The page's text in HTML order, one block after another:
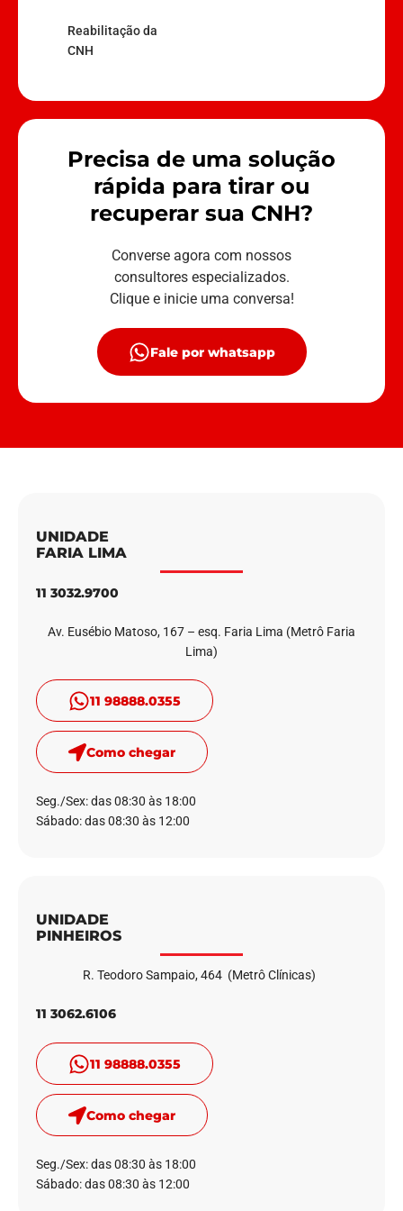
Reabilitação da
CNH
Precisa de uma solução
rápida para tirar ou
recuperar sua CNH?
Converse agora com nossos
consultores especializados.
Clique e inicie uma conversa!
Fale por whatsapp
UNIDADE
FARIA LIMA
11 3032.9700
Av. Eusébio Matoso, 167 – esq. Faria Lima (Metrô Faria
Lima)
11 98888.0355
Como chegar
Seg./Sex: das 08:30 às 18:00
Sábado: das 08:30 às 12:00
UNIDADE
PINHEIROS
R. Teodoro Sampaio, 464 (Metrô Clínicas)
11 3062.6106
11 98888.0355
Como chegar
Seg./Sex: das 08:30 às 18:00
Sábado: das 08:30 às 12:00